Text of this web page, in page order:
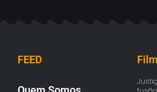
FEED